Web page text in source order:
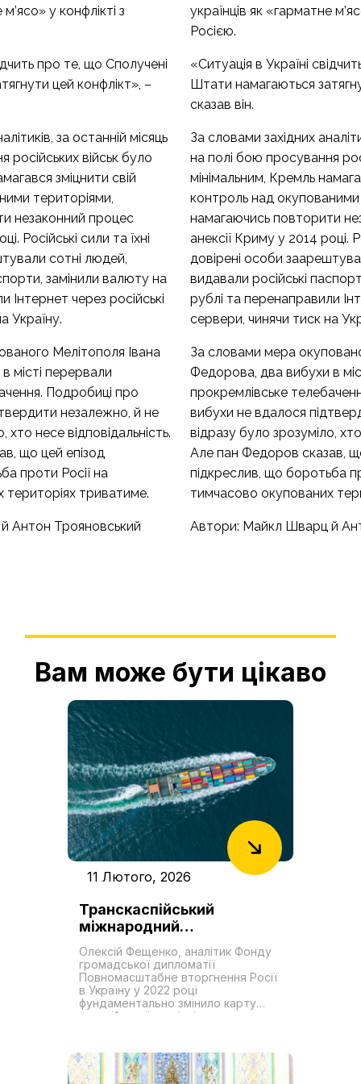
у конфлікті з
про те, що Сполучені
цей конфлікт», –
за останній місяць
російських військ було
зміцнити свій
територіями,
незаконний процес
Російські сили та їхні
сотні людей,
замінили валюту на
Інтернет через російські
Україну.
Мелітополя Івана
місті перервали
Подробиці про
незалежно, й не
хто несе відповідальність.
що цей епізод
проти Росії на
триватиме.
Антон Трояновський
українців як «гарматне
Росією.
«Ситуація в Україні
Штати намагаються
сказав він.
За словами західних
на полі бою просування
мінімальним, Кремль
контроль над окупованими
намагаючись повторити
анексії Криму у 2014 році.
довірені особи
видавали російські
рублі та перенаправили
сервери, чинячи тиск на
За словами мера
Федорова, два вибухи в
прокремлівське
вибухи не вдалося
відразу було зрозуміло,
Але пан Федоров сказав,
підкреслив, що боротьба
тимчасово окупованих
Автори: Майкл Шварц й
Вам може бути цікаво
11 Лютого, 2026
Транскаспійський
міжнародний
транспортний маршрут як
новий «Шовковий шлях».
Роль України у формуванні
транзитних можливостей
Олексій Фещенко, аналітик Фонду
громадської дипломатії
Повномасштабне вторгнення Росії
в Україну у 2022 році
фундаментально змінило карту
євразійської торгівлі,
маршрут (ТМТМ або Середній
коридор) на проєкт першочергової
геостратегічної важливості в